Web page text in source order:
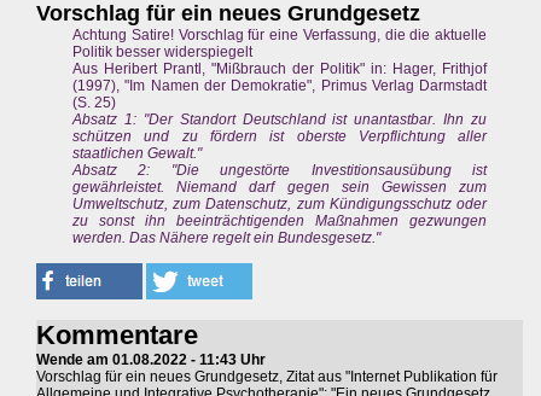
Vorschlag für ein neues Grundgesetz
Achtung Satire! Vorschlag für eine Verfassung, die die aktuelle
Politik besser widerspiegelt
Aus Heribert Prantl, "Mißbrauch der Politik" in: Hager, Frithjof
(1997), "Im Namen der Demokratie", Primus Verlag Darmstadt
(S. 25)
Absatz 1: "Der Standort Deutschland ist unantastbar. Ihn zu
schützen und zu fördern ist oberste Verpflichtung aller
staatlichen Gewalt."
Absatz 2: "Die ungestörte Investitionsausübung ist
gewährleistet. Niemand darf gegen sein Gewissen zum
Umweltschutz, zum Datenschutz, zum Kündigungsschutz oder
zu sonst ihn beeinträchtigenden Maßnahmen gezwungen
werden. Das Nähere regelt ein Bundesgesetz."
Kommentare
Wende am 01.08.2022 - 11:43 Uhr
Vorschlag für ein neues Grundgesetz, Zitat aus "Internet Publikation für